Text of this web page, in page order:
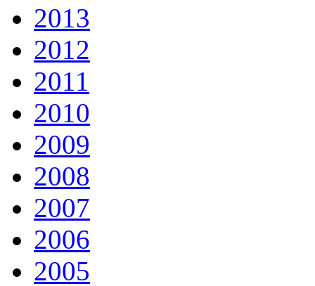
2013
2012
2011
2010
2009
2008
2007
2006
2005